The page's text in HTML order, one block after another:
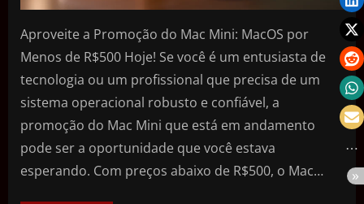
Aproveite a Promoção do Mac Mini: MacOS por
Menos de R$500 Hoje! Se você é um entusiasta de
tecnologia ou um profissional que precisa de um
sistema operacional robusto e confiável, a
promoção do Mac Mini que está em andamento
pode ser a oportunidade que você estava
esperando. Com preços abaixo de R$500, o Mac…